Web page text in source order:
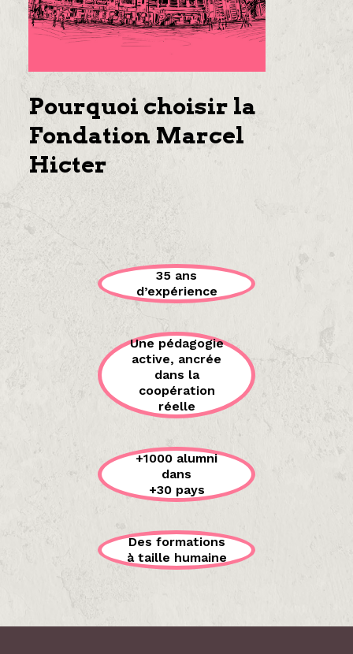
Pourquoi choisir la
Fondation Marcel
Hicter
35 ans
d’expérience
Une pédagogie
active, ancrée
dans la
coopération
réelle
+1000 alumni
dans
+30 pays
Des formations
à taille humaine